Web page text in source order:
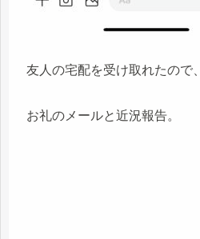
友人の宅配を受け取れたので、
お礼のメールと近況報告。